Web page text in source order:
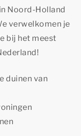
Noord-Holland
verwelkomen je
bij het meest
duinen van